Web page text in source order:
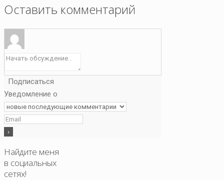
Оставить комментарий
Подписаться
Уведомление о
Найдите меня
в социальных
сетях!